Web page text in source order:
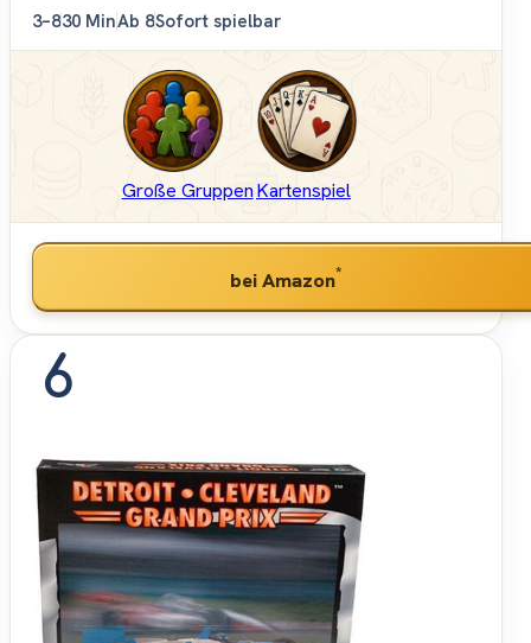
3–830 MinAb 8Sofort spielbar
Große GruppenKartenspiel
bei Amazon*
6